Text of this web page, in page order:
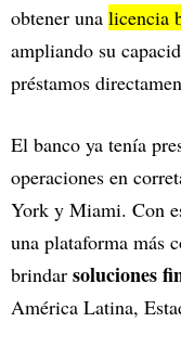
obtener una licencia
ampliando su
préstamos
El banco ya tenía
operaciones en
York y Miami. Con
una plataforma más
brindar soluciones
América Latina,